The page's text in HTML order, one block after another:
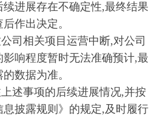
进展存在不确定性,最终结果
作出决定。
司相关项目运营中断,对公司
响程度暂时无法准确预计,最
数据为准。
述事项的后续进展情况,并按
披露规则》的规定,及时履行